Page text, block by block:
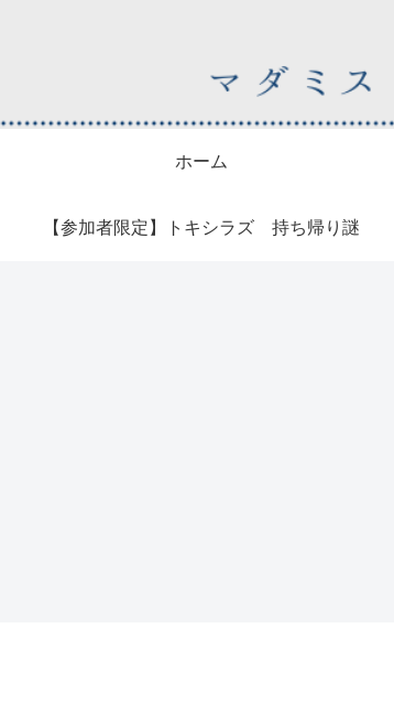
ホーム
【参加者限定】トキシラズ 持ち帰り謎